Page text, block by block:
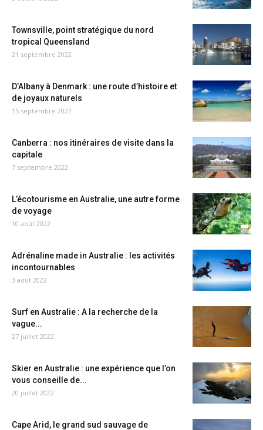
Townsville, point stratégique du nord
tropical Queensland
21 septembre 2022
D’Albany à Denmark : une route d’histoire et
de joyaux naturels
15 septembre 2022
Canberra : nos itinéraires de visite dans la
capitale
7 septembre 2022
L’écotourisme en Australie, une autre forme
de voyage
10 août 2022
Adrénaline made in Australie : les activités
incontournables
3 août 2022
Surf en Australie : A la recherche de la
vague...
27 juillet 2022
Skier en Australie : une expérience que l’on
vous conseille de...
20 juillet 2022
Cape Arid, le grand sud sauvage de